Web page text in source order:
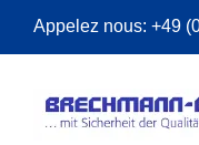
Skip
to
Appelez nous: +49